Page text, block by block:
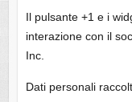
Il pulsante +1 e i
interazione con il
Inc.
Dati personali